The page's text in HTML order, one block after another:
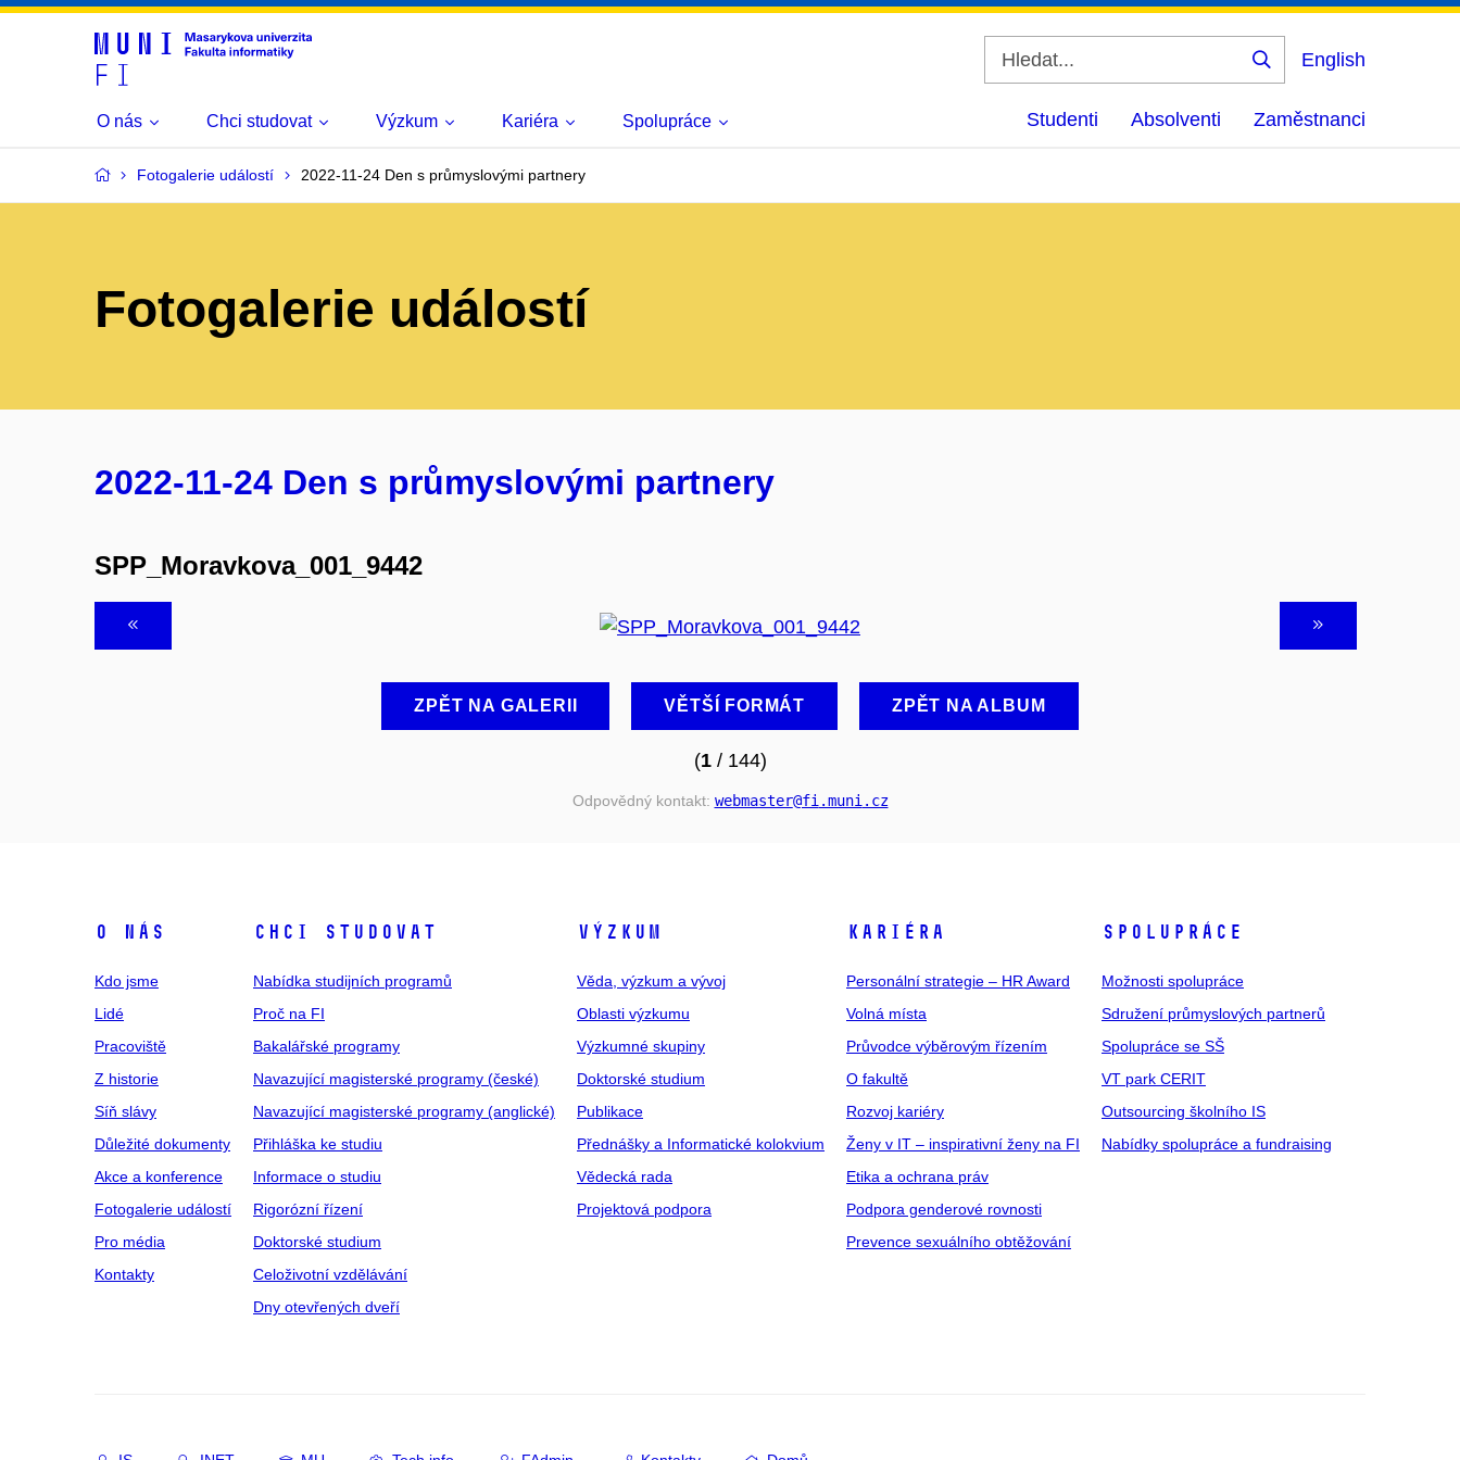
Vyhledat
English
O nás Chci studovat Výzkum Kariéra Spolupráce Studenti Absolventi Zaměstnanci
Fotogalerie událostí 2022-11-24 Den s průmyslovými partnery
Fotogalerie událostí
2022-11-24 Den s průmyslovými partnery
SPP_Moravkova_001_9442
ZPĚT NA GALERII VĚTŠÍ FORMÁT ZPĚT NA ALBUM
(1/ 144)
Odpovědný kontakt: webmaster@fi .muni .cz
O NÁS
Kdo jsme
Lidé
Pracoviště
Z historie
Síň slávy
Důležité dokumenty
Akce a konference
Fotogalerie událostí
Pro média
Kontakty
CHCI STUDOVAT
Nabídka studijních programů
Proč na FI
Bakalářské programy
Navazující magisterské programy (české)
Navazující magisterské programy (anglické)
Přihláška ke studiu
Informace o studiu
Rigorózní řízení
Doktorské studium
Celoživotní vzdělávání
Dny otevřených dveří
VÝZKUM
Věda, výzkum a vývoj
Oblasti výzkumu
Výzkumné skupiny
Doktorské studium
Publikace
Přednášky a Informatické kolokvium
Vědecká rada
Projektová podpora
KARIÉRA
Personální strategie – HR Award
Volná místa
Průvodce výběrovým řízením
O fakultě
Rozvoj kariéry
Ženy v IT – inspirativní ženy na FI
Etika a ochrana práv
Podpora genderové rovnosti
Prevence sexuálního obtěžování
SPOLUPRÁCE
Možnosti spolupráce
Sdružení průmyslových partnerů
Spolupráce se SŠ
VT park CERIT
Outsourcing školního IS
Nabídky spolupráce a fundraising